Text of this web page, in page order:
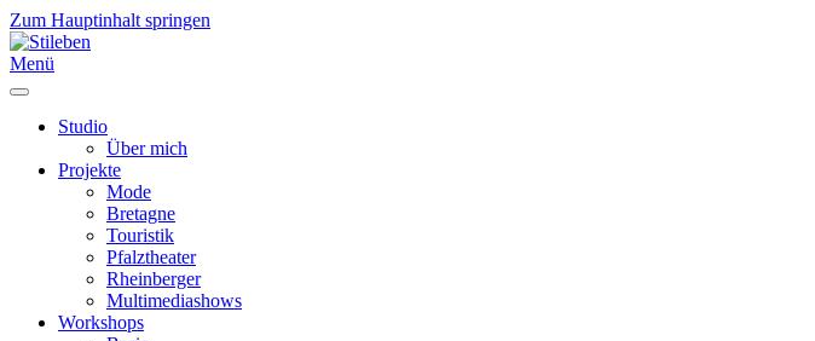
Zum Hauptinhalt springen
Menü
Studio
Über mich
Projekte
Mode
Bretagne
Touristik
Pfalztheater
Rheinberger
Multimediashows
Workshops